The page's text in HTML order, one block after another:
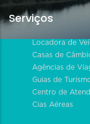
Serviços
Locadora de
Casas de
Agências de
Guias de
Centro de
Cias Aéreas